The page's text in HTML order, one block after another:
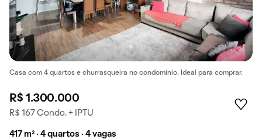
Casa com 4 quartos e churrasqueira no condomínio. Ideal para comprar.
R$ 1.300.000
R$ 167 Condo. + IPTU
417 m² · 4 quartos · 4 vagas